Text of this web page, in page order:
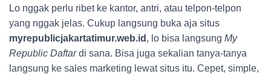
Lo nggak perlu ribet ke kantor, antri, atau telpon-telpon
yang nggak jelas. Cukup langsung buka aja situs
myrepublicjakartatimur.web.id , lo bisa langsung My
Republic Daftardi sana. Bisa juga sekalian tanya-tanya
langsung ke sales marketing lewat situs itu. Cepet, simple,